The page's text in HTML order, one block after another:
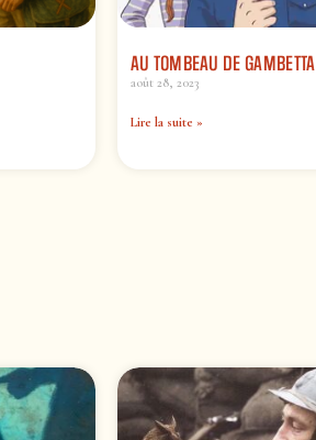
AU TOMBEAU DE GAMBETTA
août 28, 2023
Lire la suite »